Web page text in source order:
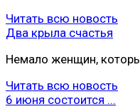
Читать всю новость
Два крыла счастья
Немало женщин,
Читать всю новость
6 июня состоится ...